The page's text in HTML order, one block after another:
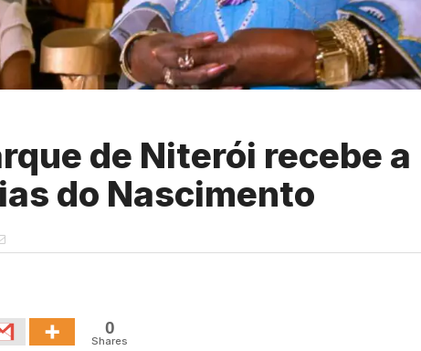
de Niterói recebe a
do Nascimento
0
Shares